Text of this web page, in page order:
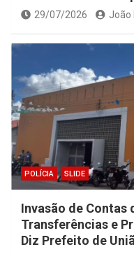
29/07/2026 João
POLÍCIA SLIDE
Invasão de Contas
Transferências e
Diz Prefeito de